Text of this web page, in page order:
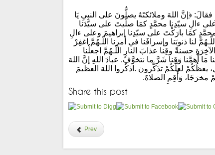
﴿إنَّ اللهَ وملائكتَهُ يصلُّونَ على النبِيِ يَا
ءالِ سيّدِنا محمَّدٍ كمَا صلّيتَ على سيّدَنا
كمَا بارَكْتَ على سيّدِنا إبراهيمَ وعلى ءالِ
لنا ذنوبَنا وإسرافَنا في أمرِنا اللّـهُمَّ اغفِرْ
حسنةً وقِنا عذابَ النارِ اللّـهُمَّ اجعلْنا
مَا أَهمَّنا وَقِنا شَرَّ ما نتخوَّفُ. عبادَ اللهِ إنَّ اللهَ
يعظُكُمْ لعلَّكُمْ تذَكَّرون .اذكُروا اللهَ العظيمَ
مخرَجًا، وَأَقِمِ الصلاةَ.
Share this post
Prev